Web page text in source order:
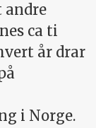
andre
ca ti
år drar
i Norge.